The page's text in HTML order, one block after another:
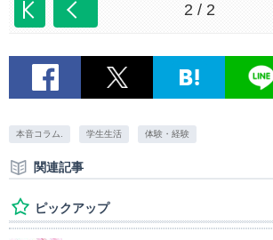
2 / 2
本音コラム. 学生生活 体験・経験
関連記事
ピックアップ